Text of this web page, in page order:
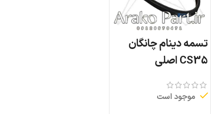
تسمه دینام چانگان
CS35 اصلی
موجود است